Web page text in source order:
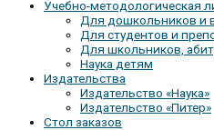
Учебно-методологическая
Для дошкольников и
Для студентов и
Для школьников,
Наука детям
Издательства
Издательство «Наука»
Издательство «Питер»
Стол заказов